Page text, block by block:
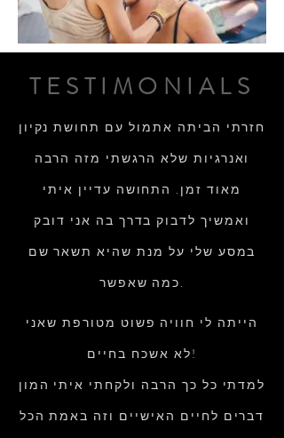
TESTIMONIALS
חזרתי הביתה אתמול עם תחושת נקיון
ואנרגיות שלא הרגשתי מזה הרבה
מאוד זמן. התחושה עדיין איתי
ואמשיך לדבוק בדרך בה אני דובק
במסע שלי על מנת שהיא תשאר שם
כמה שאפשר.
הייתה לי חוויה פשוט מטורפת שאני
לא אשכח בחיים!
למדתי כל כך הרבה ולקחתי איתי המון
דברים לחיים האישיים וזה באמת הכל